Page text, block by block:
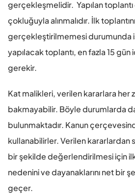
gerçekleşmelidir.  Yapılan
çokluğuyla alınmalıdır. İlk
gerçekleştirilmemesi durumunda
yapılacak toplantı, en fazla 15 gün
gerekir.
Kat malikleri, verilen kararlara her
bakmayabilir. Böyle durumlarda
bulunmaktadır. Kanun
kullanabilirler. Verilen kararlardan
bir şekilde değerlendirilmesi için ilk
nedenini ve dayanaklarını net bir
geçer.